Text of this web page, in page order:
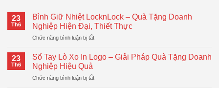
23
Th6
Bình Giữ Nhiệt LocknLock – Quà Tặng Doanh
Nghiệp Hiện Đại, Thiết Thực
Chức năng bình luận bị tắtở
Nhiệt
–
23
Th6
Sổ Tay Lò Xo In Logo – Giải Pháp Quà Tặng Doanh
Nghiệp Hiệu Quả
Chức năng bình luận bị tắtở